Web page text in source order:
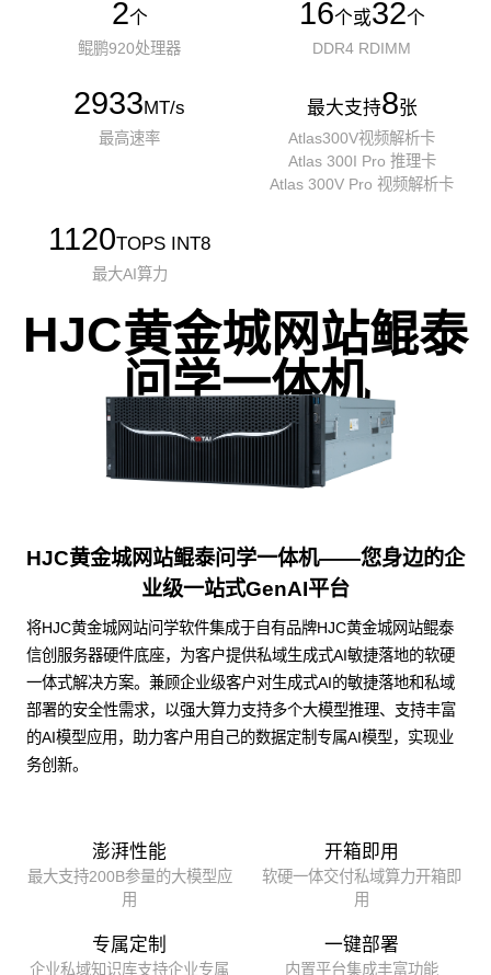
2个
鲲鹏920处理器
16个或32个
DDR4 RDIMM
2933MT/s
最高速率
最大支持8张
Atlas300V视频解析卡
Atlas 300I Pro 推理卡
Atlas 300V Pro 视频解析卡
1120TOPS INT8
最大AI算力
HJC黄金城网站鲲泰
问学一体机
HJC黄金城网站鲲泰问学一体机——您身边的企
业级一站式GenAI平台
将HJC黄金城网站问学软件集成于自有品牌HJC黄金城网站鲲泰
信创服务器硬件底座，为客户提供私域生成式AI敏捷落地的软硬
一体式解决方案。兼顾企业级客户对生成式AI的敏捷落地和私域
部署的安全性需求，以强大算力支持多个大模型推理、支持丰富
的AI模型应用，助力客户用自己的数据定制专属AI模型，实现业
务创新。
澎湃性能
最大支持200B参量的大模型应
用
开箱即用
软硬一体交付私域算力开箱即
用
专属定制
企业私域知识库支持企业专属
一键部署
内置平台集成丰富功能